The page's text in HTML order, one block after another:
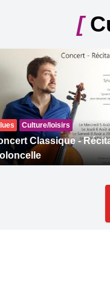
[
Culture/loisirs
Classique -